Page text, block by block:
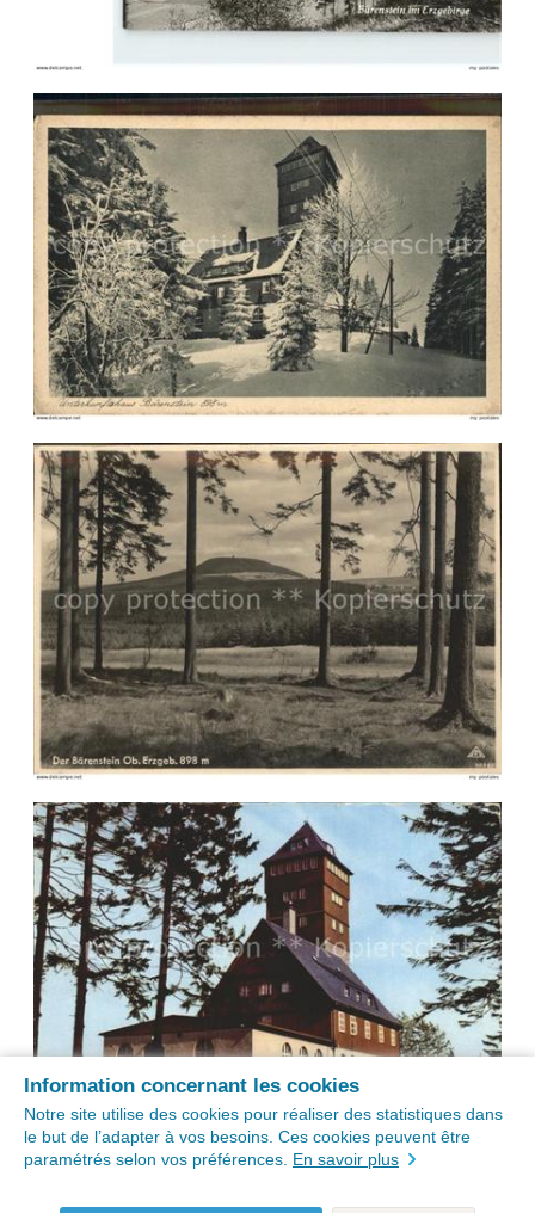
Information concernant les cookies
Notre site utilise des cookies pour réaliser des statistiques dans
le but de l’adapter à vos besoins. Ces cookies peuvent être
paramétrés selon vos préférences. En savoir plus